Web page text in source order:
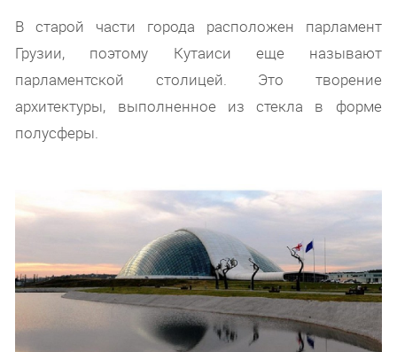
В старой части города расположен парламент
Грузии, поэтому Кутаиси еще называют
парламентской столицей. Это творение
архитектуры, выполненное из стекла в форме
полусферы.